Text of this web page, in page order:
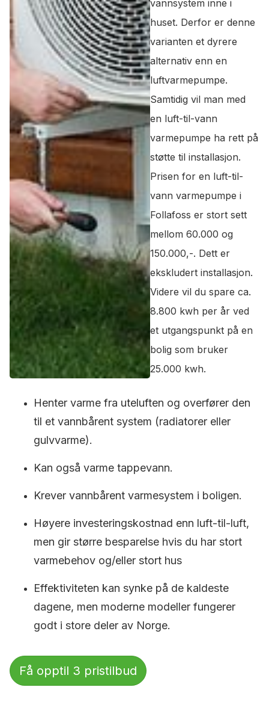
vannsystem inne i
huset. Derfor er denne
varianten et dyrere
alternativ enn en
luftvarmepumpe.
Samtidig vil man med
en luft-til-vann
varmepumpe ha rett på
støtte til installasjon.
Prisen for en luft-til-
vann varmepumpe i
Follafoss er stort sett
mellom 60.000 og
150.000,-. Dett er
ekskludert installasjon.
Videre vil du spare ca.
8.800 kwh per år ved
et utgangspunkt på en
bolig som bruker
25.000 kwh.
Henter varme fra uteluften og overfører den
til et vannbårent system (radiatorer eller
gulvvarme).
Kan også varme tappevann.
Krever vannbårent varmesystem i boligen.
Høyere investeringskostnad enn luft-til-luft,
men gir større besparelse hvis du har stort
varmebehov og/eller stort hus
Effektiviteten kan synke på de kaldeste
dagene, men moderne modeller fungerer
godt i store deler av Norge.
Få opptil 3 pristilbud